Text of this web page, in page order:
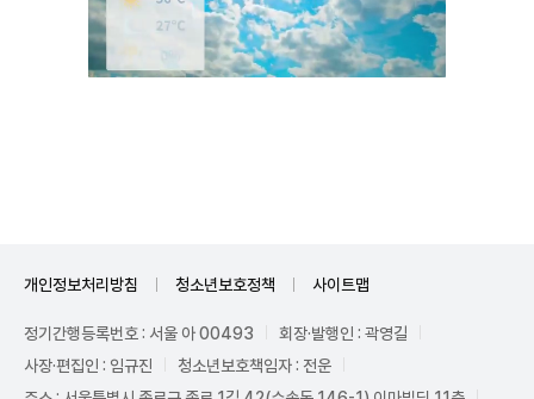
개인정보처리방침 청소년보호정책 사이트맵
정기간행등록번호 : 서울 아 00493
회장·발행인 : 곽영길
사장·편집인 : 임규진
청소년보호책임자 : 전운